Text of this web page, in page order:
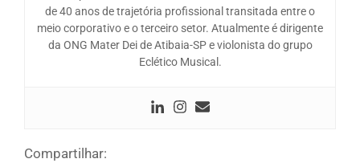
de 40 anos de trajetória profissional transitada entre o
meio corporativo e o terceiro setor. Atualmente é dirigente
da ONG Mater Dei de Atibaia-SP e violonista do grupo
Eclético Musical.
Compartilhar: